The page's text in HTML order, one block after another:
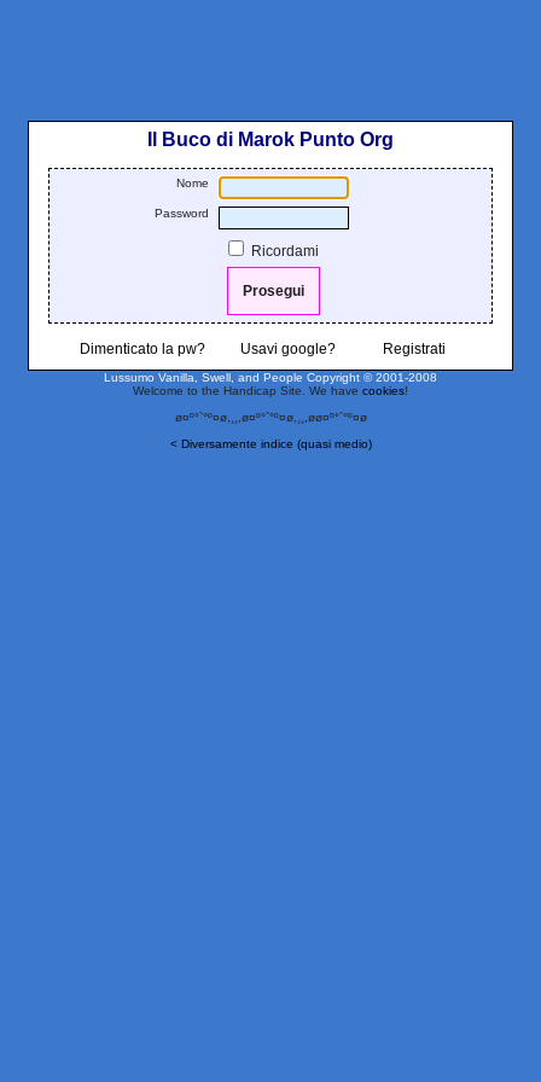
Il Buco di Marok Punto Org
Nome
Password
Ricordami
Dimenticato la pw? Usavi google? Registrati
Lussumo Vanilla, Swell, and People Copyright © 2001-2008
Welcome to the Handicap Site. We have cookies!
ø¤º°`°º¤ø,¸¸,ø¤º°`°º¤ø,¸¸,øø¤º°`°º¤ø
< Diversamente indice (quasi medio)